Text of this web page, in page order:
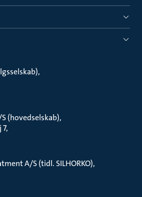
(hovedselskab)
7
A/S (tidl. SILHORKO)